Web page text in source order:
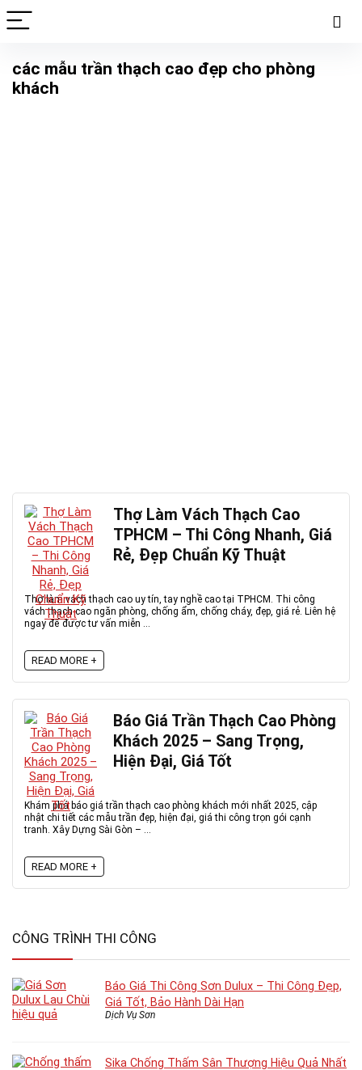
các mẫu trần thạch cao đẹp cho phòng
khách
Thợ Làm Vách Thạch Cao
TPHCM – Thi Công Nhanh, Giá
Rẻ, Đẹp Chuẩn Kỹ Thuật
Thợ làm vách thạch cao uy tín, tay nghề cao tại TPHCM. Thi công
vách thạch cao ngăn phòng, chống ẩm, chống cháy, đẹp, giá rẻ. Liên hệ
ngay để được tư vấn miễn ...
READ MORE +
Báo Giá Trần Thạch Cao Phòng
Khách 2025 – Sang Trọng,
Hiện Đại, Giá Tốt
Khám phá báo giá trần thạch cao phòng khách mới nhất 2025, cập
nhật chi tiết các mẫu trần đẹp, hiện đại, giá thi công trọn gói cạnh
tranh. Xây Dựng Sài Gòn – ...
READ MORE +
CÔNG TRÌNH THI CÔNG
Báo Giá Thi Công Sơn Dulux – Thi Công Đẹp,
Giá Tốt, Bảo Hành Dài Hạn
Dịch Vụ Sơn
Sika Chống Thấm Sân Thượng Hiệu Quả Nhất